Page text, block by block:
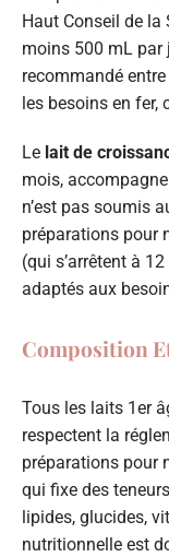
Haut Conseil de la
moins 500 mL par
recommandé
les besoins en fer,
Le lait de
mois,
n’est pas soumis
préparations pour
(qui s’arrêtent à
adaptés aux
Composition
Tous les laits 1er
respectent la
préparations pour
qui fixe des
lipides, glucides,
nutritionnelle est